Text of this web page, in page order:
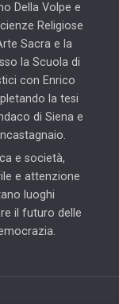
Della Volpe e
Religiose
Sacra e la
la Scuola di
con Enrico
la tesi
di Siena e
e società,
e attenzione
luoghi
il futuro delle